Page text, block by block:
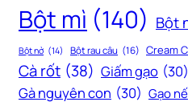
Bột mì (140) Bột
Bột nở (14) Bột rau câu (16) Cream
Cà rốt (38) Giấm gạo (30)
Gà nguyên con (30) Gạo